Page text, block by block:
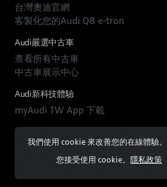
台灣奧迪官網
客製化您的Audi Q8 e-tron
Audi嚴選中古車
查看所有中古車
中古車展示中心
Audi新科技體驗
myAudi TW App 下載
我們使用 cookie 來改善您的在線體驗
您接受使用 cookie。 隱私政策